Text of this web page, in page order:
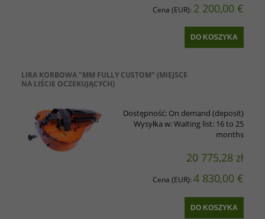
Cena (EUR): 2 200,00 €
DO KOSZYKA
LIRA KORBOWA "MM FULLY CUSTOM" (MIEJSCE
NA LIŚCIE OCZEKUJĄCYCH)
Dostępność: On demand (deposit)
Wysyłka w:Waiting list: 16 to 25
months
20 775,28 zł
Cena (EUR): 4 830,00 €
DO KOSZYKA